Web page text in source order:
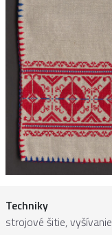
Techniky
strojové šitie, vyšívanie